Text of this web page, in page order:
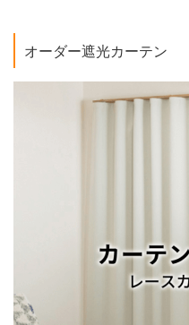
オーダー遮光カーテン